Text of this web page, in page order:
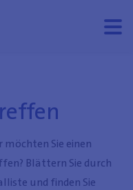
Menü
Menü
möchten Sie einen
Blättern Sie durch
und finden Sie